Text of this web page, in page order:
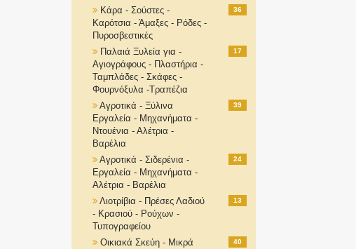
Κάρα - Σούστες -
Καρότσια - Άμαξες - Ρόδες -
Πυροσβεστικές
36
Παλαιά Ξυλεία για -
Αγιογράφους - Πλαστήρια -
Ταμπλάδες - Σκάφες -
Φουρνόξυλα -Τραπέζια
17
Αγροτικά - Ξύλινα
Εργαλεία - Μηχανήματα -
Ντουένια - Αλέτρια -
Βαρέλια
39
Αγροτικά - Σιδερένια -
Εργαλεία - Μηχανήματα -
Αλέτρια - Βαρέλια
24
Λιοτρίβια - Πρέσες Λαδιού
- Κρασιού - Ρούχων -
Τυπογραφείου
13
Οικιακά Σκεύη - Μικρά
40